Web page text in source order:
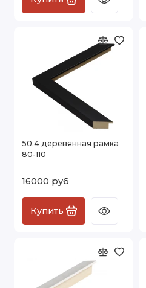
50.4 деревянная рамка
80-110
16000 руб
Купить